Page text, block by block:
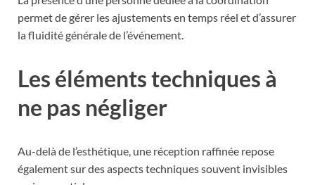
permet de gérer les ajustements en temps réel et d’assurer
la fluidité générale de l’événement.
Les éléments techniques à
ne pas négliger
Au-delà de l’esthétique, une réception raffinée repose
également sur des aspects techniques souvent invisibles